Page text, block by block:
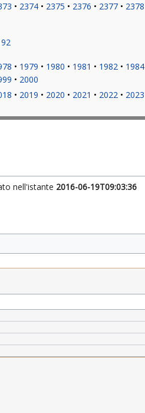
2374 2375 2376 2377
2378
1979 1980 1981 1982
1984
2000
2019 2020 2021 2022
2023
nell'istante 2016-06-19T09:03:36